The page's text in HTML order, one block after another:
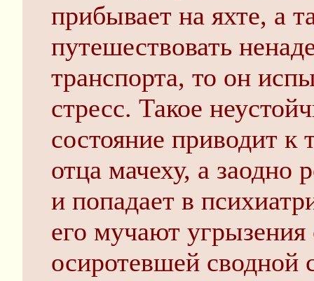
прибывает на яхте, а
путешествовать
транспорта, то он
стресс. Такое
состояние приводит к
отца мачеху, а заодно
и попадает в
его мучают угрызения
осиротевшей